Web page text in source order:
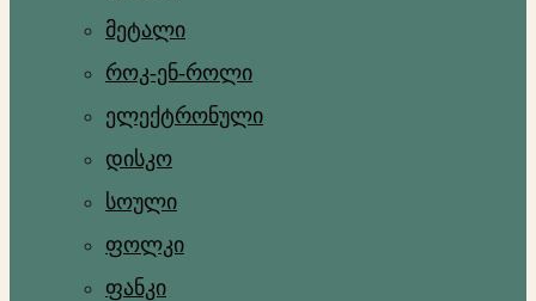
მეტალი
როკ-ენ-როლი
ელექტრონული
დისკო
სოული
ფოლკი
ფანკი